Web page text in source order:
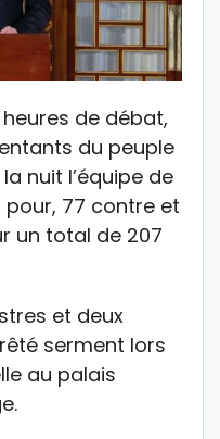
de débat,
du peuple
nuit l’équipe de
pour, 77 contre et
un total de 207
et deux
serment lors
au palais